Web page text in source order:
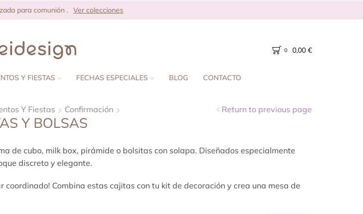
para comunión . Ver colecciones
0 0,00 €
Y FIESTAS FECHAS ESPECIALES BLOG CONTACTO
Y Fiestas Confirmación
Y BOLSAS
Return to previous page
de cubo, milk box, pirámide o bolsitas con solapa. Diseñados especialmente
discreto y elegante.
coordinado! Combina estas cajitas con tu kit de decoración y crea una mesa de